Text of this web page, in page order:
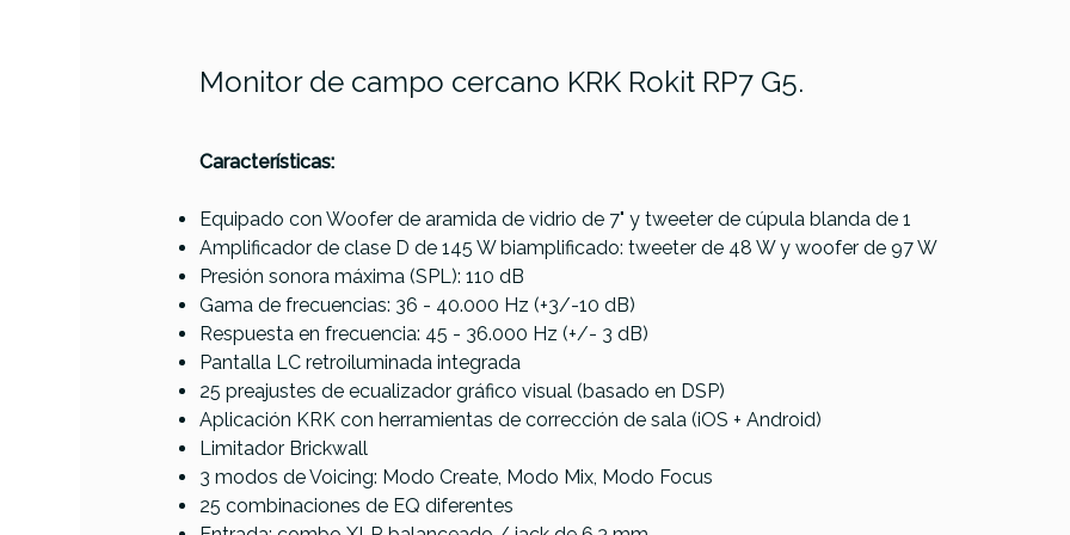
Monitor de campo cercano KRK Rokit RP7 G5.
Características:
Equipado con Woofer de aramida de vidrio de 7" y tweeter de cúpula blanda de 1
Amplificador de clase D de 145 W biamplificado: tweeter de 48 W y woofer de 97 W
Presión sonora máxima (SPL): 110 dB
Gama de frecuencias: 36 - 40.000 Hz (+3/-10 dB)
Respuesta en frecuencia: 45 - 36.000 Hz (+/- 3 dB)
Pantalla LC retroiluminada integrada
25 preajustes de ecualizador gráfico visual (basado en DSP)
Aplicación KRK con herramientas de corrección de sala (iOS + Android)
Limitador Brickwall
3 modos de Voicing: Modo Create, Modo Mix, Modo Focus
25 combinaciones de EQ diferentes
ReferenciaMONISONKRK020
PRODUCTO
Yamaha HS3
AVAILABILITY
PRECIO 229,00 €